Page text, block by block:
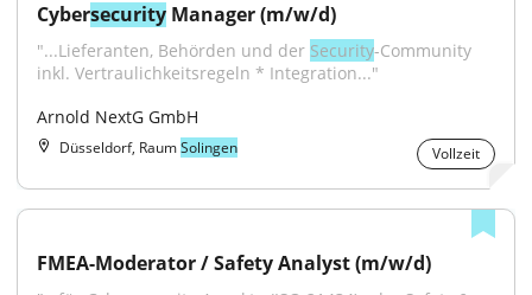
Cybersecurity Manager (m/w/d)
"...Lieferanten, Behörden und der Security-Community
inkl. Vertraulichkeitsregeln * Integration..."
Arnold NextG GmbH
Düsseldorf, RaumSolingen Vollzeit
FMEA-Moderator / Safety Analyst (m/w/d)